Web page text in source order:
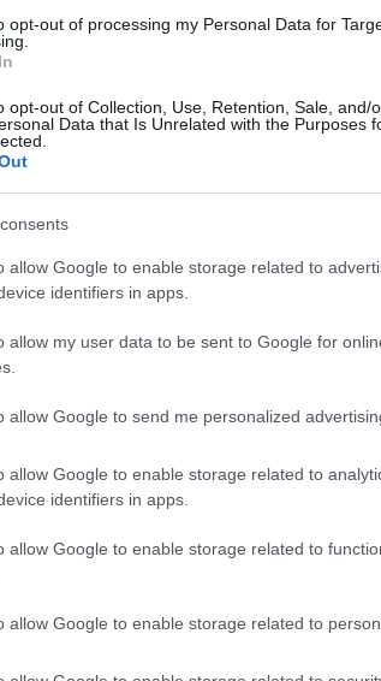
opt-out of processing my Personal Data for
opt-out of Collection, Use, Retention, Sale, and/
Data that Is Unrelated with the Purposes
allow Google to enable storage related to
identifiers in apps.
allow my user data to be sent to Google for
allow Google to send me personalized
allow Google to enable storage related to
identifiers in apps.
allow Google to enable storage related to
allow Google to enable storage related to
rendere…
PUBLIREDAZIONALI 2 MARZO 2020
Hanno servito presidenti e la
reale, si mettono in proprio a Olbia
nuovo ristorante Be Free
Il nuovo ristorante Be Free a Olbia. Be Free.
nome che è anche uno slogan di vita. Liberi
glutine, senza lattosio,…
Il segreto per preparare la Peretta
secondo tradizione
La Peretta preparata da Columbu
vaccino. Il suo nome deriva dalla forma di
pagnotta. La crosta…